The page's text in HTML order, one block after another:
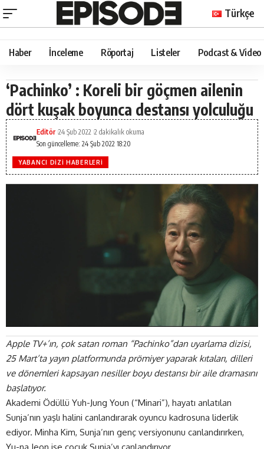
Türkçe
Haber İnceleme Röportaj Listeler Podcast & Video
‘Pachinko’ : Koreli bir göçmen ailenin
dört kuşak boyunca destansı yolculuğu
Son güncelleme: 24 Şub 2022 18:20
Editör 24 Şub 2022 2 dakikalık okuma
YABANCI DIZI HABERLERI
Apple TV+’ın, çok satan roman “Pachinko”dan uyarlama dizisi,
25 Mart’ta yayın platformunda prömiyer yaparak kıtaları, dilleri
ve dönemleri kapsayan nesiller boyu destansı bir aile dramasını
başlatıyor.
Akademi Ödüllü Yuh-Jung Youn (“Minari”), hayatı anlatılan
Sunja’nın yaşlı halini canlandırarak oyuncu kadrosuna liderlik
ediyor. Minha Kim, Sunja’nın genç versiyonunu canlandırırken,
Yu-na Jeon ise çocuk Sunja’yı canlandırıyor